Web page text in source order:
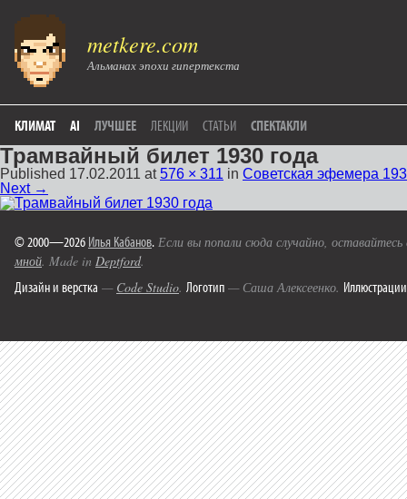
metkere.com
Альманах эпохи гипертекста
КЛИМАТ AI ЛУЧШЕЕ ЛЕКЦИИ СТАТЬИ СПЕКТАКЛИ
Трамвайный билет 1930 года
Published 17.02.2011 at576 × 311 in Советская эфемера
Next →
© 2000—2026 Илья Кабанов. Если вы попали сюда случайно,
мной. Made in Deptford.
Дизайн и верстка — Code Studio. Логотип — Саша Алексеенко. Иллюстрации